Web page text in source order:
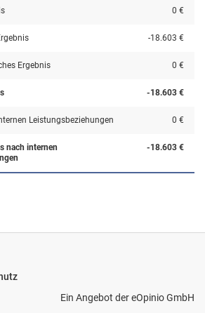
0 €
-18.603 €
Ergebnis 0 €
-18.603 €
Leistungsbeziehungen 0 €
nach internen
-18.603 €
Ein Angebot dereOpinio GmbH